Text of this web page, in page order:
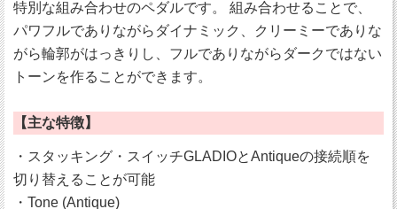
特別な組み合わせのペダルです。 組み合わせることで、
パワフルでありながらダイナミック、クリーミーでありな
がら輪郭がはっきりし、フルでありながらダークではない
トーンを作ることができます。
【主な特徴】
・スタッキング・スイッチGLADIOとAntiqueの接続順を
切り替えることが可能
・Tone (Antique)